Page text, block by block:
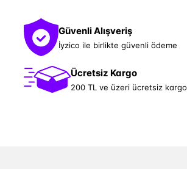
Güvenli Alışveriş
İyzico ile birlikte güvenli ödeme
Ücretsiz Kargo
200 TL ve üzeri ücretsiz kargo